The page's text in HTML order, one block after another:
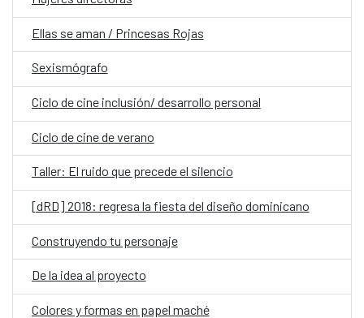
Ellas se aman / Princesas Rojas
Sexismógrafo
Ciclo de cine inclusión/ desarrollo personal
Ciclo de cine de verano
Taller: El ruido que precede el silencio
[dRD] 2018: regresa la fiesta del diseño dominicano
Construyendo tu personaje
De la idea al proyecto
Colores y formas en papel maché